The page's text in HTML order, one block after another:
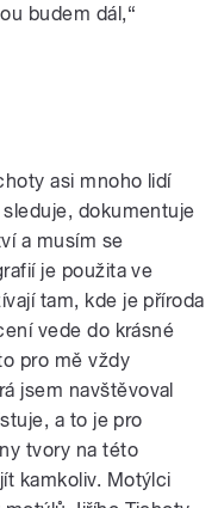
budem dál,“
asi mnoho lidí
dokumentuje
a musím se
je použita ve
tam, kde je příroda
vede do krásné
pro mě vždy
jsem navštěvoval
a to je pro
tvory na této
kamkoliv. Motýlci